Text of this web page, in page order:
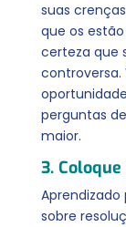
suas
que os
certeza que
controversa.
perguntas
maior.
3.
sobre